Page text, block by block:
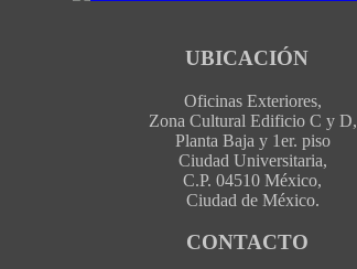
UBICACIÓN
Oficinas Exteriores,
Zona Cultural Edificio C y D,
Planta Baja y 1er. piso
Ciudad Universitaria,
C.P. 04510 México,
Ciudad de México.
CONTACTO